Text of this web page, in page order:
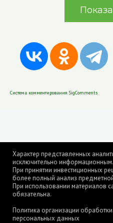
Система комментирования SigComments
Характер представленных
исключительно информационным.
При принятии инвестиционных
более полный анализ
При использовании материалов
обязательна.
Политика организации
персональных данных